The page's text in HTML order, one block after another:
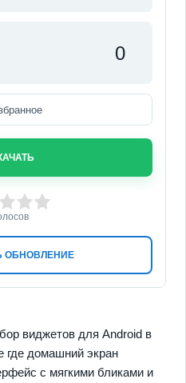
0
ОБНОВЛЕНИЕ
5
виджетов для Android в
где домашний экран
с мягкими бликами и